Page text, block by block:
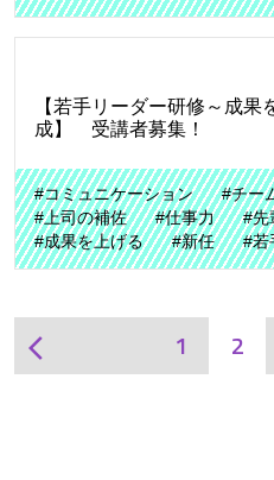
【若手リーダー研修～成
成】 受講者募集！
#コミュニケーション #チー
#上司の補佐
#仕事力 #先
#成果を上げる
#新任 #若
arrow_back_ios 1 2